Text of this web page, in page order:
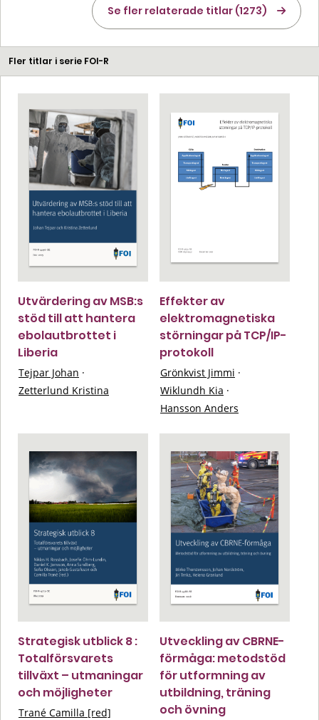
Se fler relaterade titlar (1273)
Fler titlar i serie FOI-R
Utvärdering av MSB:s
stöd till att hantera
ebolautbrottet i
Liberia
Tejpar Johan ·
Zetterlund Kristina
Effekter av
elektromagnetiska
störningar på TCP/IP-
protokoll
Grönkvist Jimmi ·
Wiklundh Kia ·
Hansson Anders
Strategisk utblick 8 :
Totalförsvarets
tillväxt – utmaningar
och möjligheter
Trané Camilla [red]
Utveckling av CBRNE-
förmåga: metodstöd
för utformning av
utbildning, träning
och övning